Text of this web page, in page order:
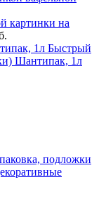
картинки на
Быстрый
Шантипак, 1л
подложки